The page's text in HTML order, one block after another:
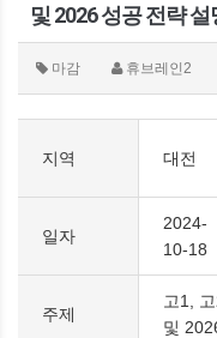
및 2026 성공 전략 설
마감 휴브레인2
지역 대전
일자
2024-
10-18
주제
고1,
및